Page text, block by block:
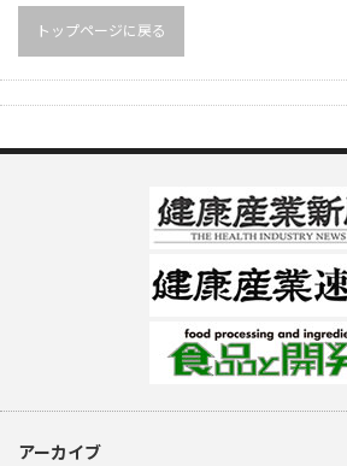
トップページに戻る
アーカイブ